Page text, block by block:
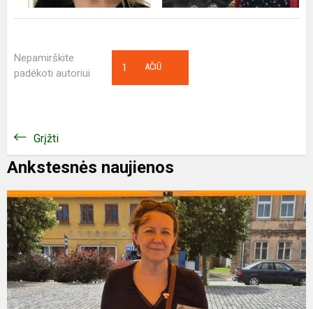
Nepamirškite
padėkoti autoriui
AČIŪ
1
Grįžti
Ankstesnės naujienos